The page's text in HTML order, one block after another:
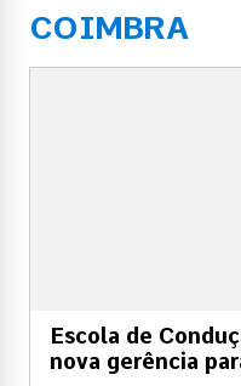
COIMBRA
Escola de
nova gerência